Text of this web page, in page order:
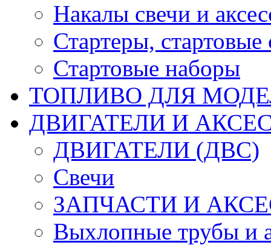
Накалы свечи и
Стартеры, стартовые
Стартовые наборы
ТОПЛИВО ДЛЯ
ДВИГАТЕЛИ И
ДВИГАТЕЛИ (ДВС)
Свечи
ЗАПЧАСТИ И
Выхлопные трубы и